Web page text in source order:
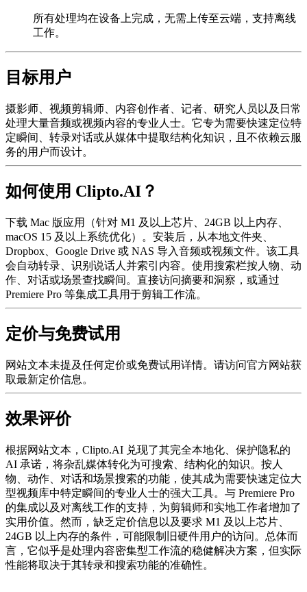
所有处理均在设备上完成，无需上传至云端，支持离线
工作。
目标用户
摄影师、视频剪辑师、内容创作者、记者、研究人员以及日常
处理大量音频或视频内容的专业人士。它专为需要快速定位特
定瞬间、转录对话或从媒体中提取结构化知识，且不依赖云服
务的用户而设计。
如何使用 Clipto.AI？
下载 Mac 版应用（针对 M1 及以上芯片、24GB 以上内存、
macOS 15 及以上系统优化）。安装后，从本地文件夹、
Dropbox、Google Drive 或 NAS 导入音频或视频文件。该工具
会自动转录、识别说话人并索引内容。使用搜索栏按人物、动
作、对话或场景查找瞬间。直接访问摘要和洞察，或通过
Premiere Pro 等集成工具用于剪辑工作流。
定价与免费试用
网站文本未提及任何定价或免费试用详情。请访问官方网站获
取最新定价信息。
效果评价
根据网站文本，Clipto.AI 兑现了其完全本地化、保护隐私的
AI 承诺，将杂乱媒体转化为可搜索、结构化的知识。按人
物、动作、对话和场景搜索的功能，使其成为需要快速定位大
型视频库中特定瞬间的专业人士的强大工具。与 Premiere Pro
的集成以及对离线工作的支持，为剪辑师和实地工作者增加了
实用价值。然而，缺乏定价信息以及要求 M1 及以上芯片、
24GB 以上内存的条件，可能限制旧硬件用户的访问。总体而
言，它似乎是处理内容密集型工作流的稳健解决方案，但实际
性能将取决于其转录和搜索功能的准确性。